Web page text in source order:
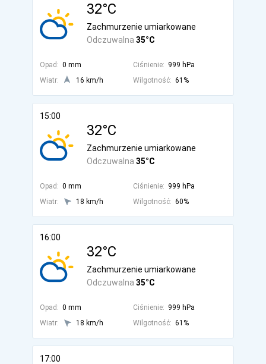
32°C
Odczuwalna 35°C
Zachmurzenie umiarkowane
Opad: 0 mm Ciśnienie: 999 hPa
Wiatr:
16 km/h Wilgotność: 61%
15:00
32°C
Odczuwalna 35°C
Zachmurzenie umiarkowane
Opad: 0 mm Ciśnienie: 999 hPa
Wiatr:
18 km/h Wilgotność: 60%
16:00
32°C
Odczuwalna 35°C
Zachmurzenie umiarkowane
Opad: 0 mm Ciśnienie: 999 hPa
Wiatr:
18 km/h Wilgotność: 61%
17:00